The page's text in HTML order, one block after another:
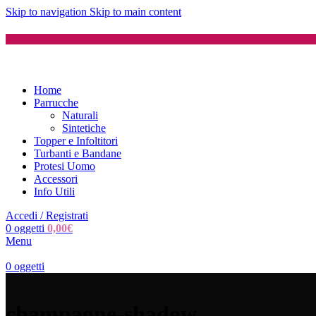
Skip to navigation Skip to main content
Home
Parrucche
Naturali
Sintetiche
Topper e Infoltitori
Turbanti e Bandane
Protesi Uomo
Accessori
Info Utili
Accedi / Registrati
0 oggetti 0,00€
Menu
0 oggetti